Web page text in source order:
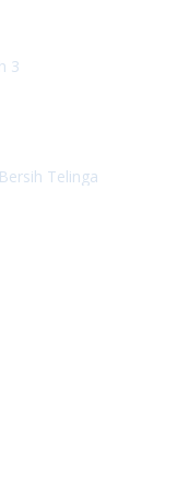
3
Telinga